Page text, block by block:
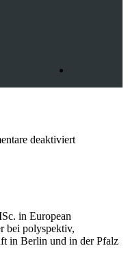
deaktiviertfür
in European
bei polyspektiv,
in Berlin und in der Pfalz